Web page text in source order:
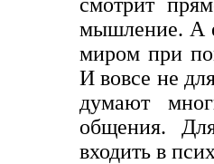
мышление. А
миром при
И вовсе не
думают
общения.
входить в